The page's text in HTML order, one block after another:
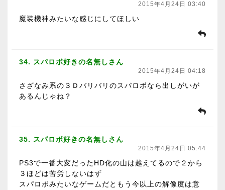
2015年4月24日 03:40
魔装機神みたいな感じにしてほしい
34. スパロボ好きの名無しさん
2015年4月24日 04:18
さざなみ系の３Ｄバリバリのスパロボなら出しがいが
あるんじゃね？
35. スパロボ好きの名無しさん
2015年4月24日 05:44
PS3で一番大変だったHD化の山は越えてるので２から
３ほどは苦労しないはず
スパロボみたいなゲームだともう今以上の解像度は意